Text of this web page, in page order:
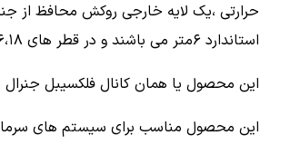
حرارتی ،یک لایه خارجی روکش محافظ
استاندارد ۶متر می باشند و در قطر های ۴،۵،۶،۷،۸،۱۰،۱۲،۱۴،۱۶،۱۸و ۲۰ تولید می شوند
این محصول یا همان کانال فلکسیبل جنرال
این محصول مناسب برای سیستم های